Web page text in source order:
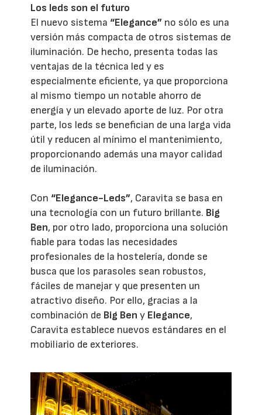
Los leds son el futuro
El nuevo sistema “Elegance” no sólo es una
versión más compacta de otros sistemas de
iluminación. De hecho, presenta todas las
ventajas de la técnica led y es
especialmente eficiente, ya que proporciona
al mismo tiempo un notable ahorro de
energía y un elevado aporte de luz. Por otra
parte, los leds se benefician de una larga vida
útil y reducen al mínimo el mantenimiento,
proporcionando además una mayor calidad
de iluminación.
Con “Elegance-Leds”, Caravita se basa en
una tecnología con un futuro brillante. Big
Ben, por otro lado, proporciona una solución
fiable para todas las necesidades
profesionales de la hostelería, donde se
busca que los parasoles sean robustos,
fáciles de manejar y que presenten un
atractivo diseño. Por ello, gracias a la
combinación de Big Ben y Elegance,
Caravita establece nuevos estándares en el
mobiliario de exteriores.